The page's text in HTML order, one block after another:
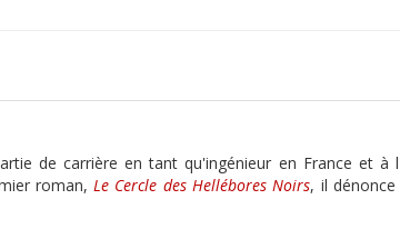
de carrière en tant qu'ingénieur en France et à
roman,Le Cercle des Hellébores Noirs, il